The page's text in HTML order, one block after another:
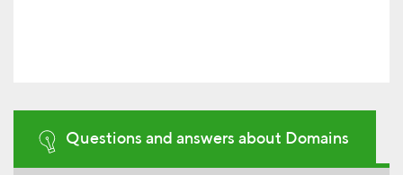
Questions and answers about Domains